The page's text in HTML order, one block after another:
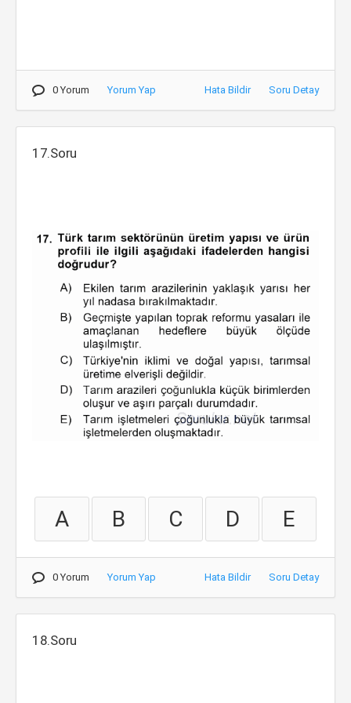
0 Yorum Yorum Yap Hata Bildir Soru Detay
17.Soru
A B C D E
0 Yorum Yorum Yap Hata Bildir Soru Detay
18.Soru